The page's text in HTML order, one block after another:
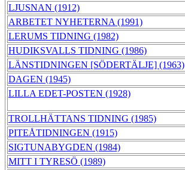
LJUSNAN (1912)
ARBETET NYHETERNA (1991)
LERUMS TIDNING (1982)
HUDIKSVALLS TIDNING (1986)
LÄNSTIDNINGEN [SÖDERTÄLJE] (1963)
DAGEN (1945)
LILLA EDET-POSTEN (1928)
TROLLHÄTTANS TIDNING (1985)
PITEÅTIDNINGEN (1915)
SIGTUNABYGDEN (1984)
MITT I TYRESÖ (1989)